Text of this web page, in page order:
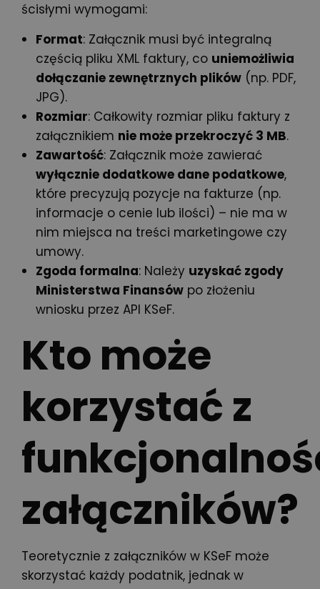
ścisłymi wymogami:
Format: Załącznik musi być integralną
częścią pliku XML faktury, co uniemożliwia
dołączanie zewnętrznych plików (np. PDF,
JPG).
Rozmiar: Całkowity rozmiar pliku faktury z
załącznikiem nie może przekroczyć 3 MB.
Zawartość: Załącznik może zawierać
wyłącznie dodatkowe dane podatkowe,
które precyzują pozycje na fakturze (np.
informacje o cenie lub ilości) – nie ma w
nim miejsca na treści marketingowe czy
umowy.
Zgoda formalna: Należy uzyskać zgody
Ministerstwa Finansów po złożeniu
wniosku przez API KSeF.
Kto może
korzystać z
załączników?
Teoretycznie z załączników w KSeF może
skorzystać każdy podatnik, jednak w